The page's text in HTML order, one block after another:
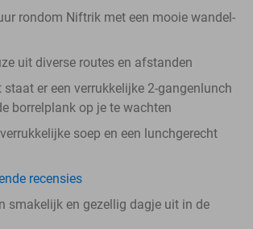
rondom Niftrik met een mooie wandel-
uit diverse routes en afstanden
er een verrukkelijke 2-gangenlunch
borrelplank op je te wachten
soep en een lunchgerecht
recensies
smakelijk en gezellig dagje uit in de